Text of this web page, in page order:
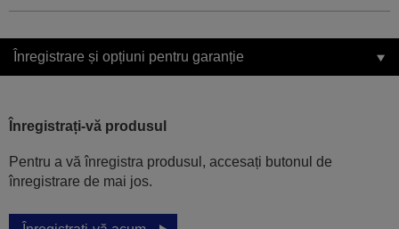
Înregistrare și opțiuni pentru garanție
Înregistrați-vă produsul
Pentru a vă înregistra produsul, accesați butonul de
înregistrare de mai jos.